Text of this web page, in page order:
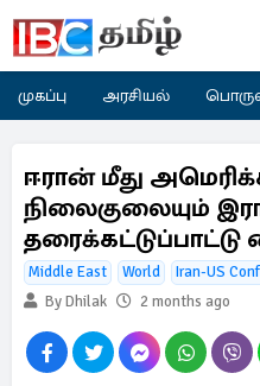
முகப்பு அரசியல்
ஈரான் மீது
நிலைகுலையும்
Middle East World
Iran-US
By Dhilak
2 months ago